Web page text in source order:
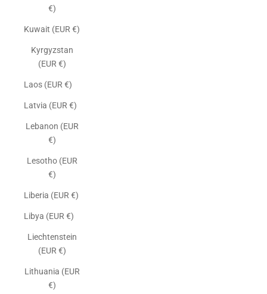
€)
Kuwait (EUR €)
Kyrgyzstan
(EUR €)
Laos (EUR €)
Latvia (EUR €)
Lebanon (EUR
€)
Lesotho (EUR
€)
Liberia (EUR €)
Libya (EUR €)
Liechtenstein
(EUR €)
Lithuania (EUR
€)